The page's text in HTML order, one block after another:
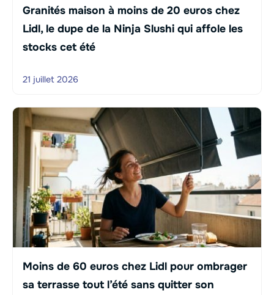
Granités maison à moins de 20 euros chez
Lidl, le dupe de la Ninja Slushi qui affole les
stocks cet été
21 juillet 2026
Moins de 60 euros chez Lidl pour ombrager
sa terrasse tout l’été sans quitter son